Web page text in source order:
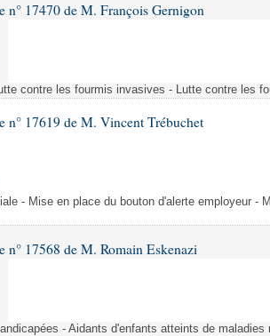
n° 17470 de M. François Gernigon
contre les fourmis invasives - Lutte contre les
n° 17619 de M. Vincent Trébuchet
- Mise en place du bouton d'alerte employeur -
n° 17568 de M. Romain Eskenazi
- Aidants d'enfants atteints de